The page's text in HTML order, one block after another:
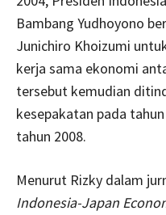
Bambang Yudhoyono
Junichiro Khoizumi
kerja sama ekonomi
tersebut kemudian
kesepakatan pada
tahun 2008.
Menurut Rizky dalam
Indonesia-Japan